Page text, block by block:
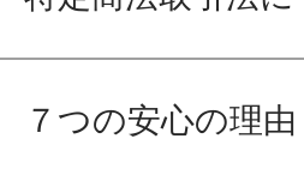
７つの安心の理由